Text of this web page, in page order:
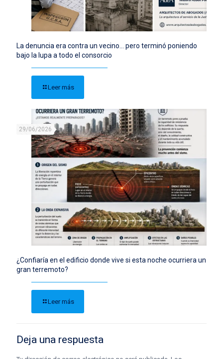
La denuncia era contra un vecino… pero terminó poniendo
bajo la lupa a todo el consorcio
Leer más
29/06/2026
¿Confiaría en el edificio donde vive si esta noche ocurriera un
gran terremoto?
Leer más
Deja una respuesta